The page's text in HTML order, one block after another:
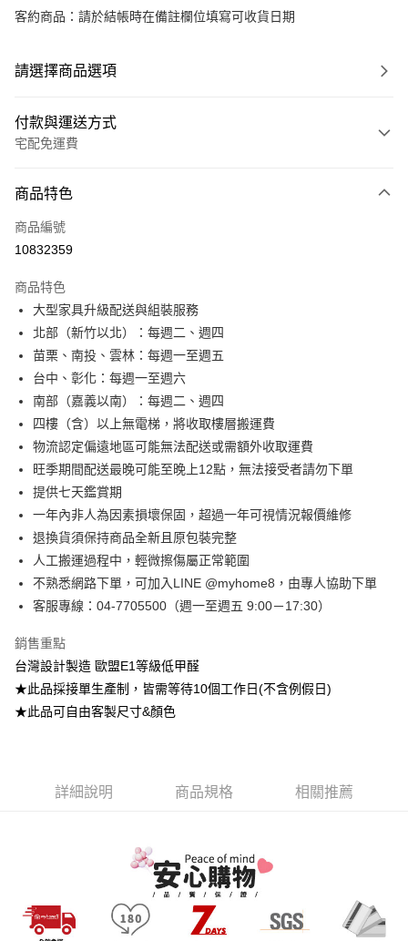
客約商品：請於結帳時在備註欄位填寫可收貨日期
請選擇商品選項
付款與運送方式
宅配免運費
信用卡一次付款
信用卡分期付款
合作金庫商業銀行
華南商業銀行
上海商業儲蓄銀行
台北富邦商業銀行
國泰世華商業銀行
兆豐國際商業銀行
臺灣中小企業銀行
匯豐（台灣）商業銀行
聯邦商業銀行
元大商業銀行
永豐商業銀行
玉山商業銀行
星展（台灣）商業銀行
台新國際商業銀行
中國信託商業銀行
台灣樂天信用卡公司
6 期 0 利率 每期
華南商業銀行
彰化商業銀行
上海商業儲蓄銀行
台北富邦商業銀行
國泰世華商業銀行
臺灣中小企業銀行
台中商業銀行
匯豐（台灣）商業銀行
華泰商業銀行
聯邦商業銀行
遠東國際商業銀行
元大商業銀行
永豐商業銀行
玉山商業銀行
星展（台灣）商業銀行
台新國際商業銀行
台灣樂天信用卡公司
LINE Pay
Apple Pay
街口支付
悠遊付
Google Pay
全盈+PAY
大哥付你分期
相關說明
1.本服務由台灣大哥大提供，台灣大哥大用戶可立即使用無須另外申請。
2.付款方式選擇「大哥付你分期」，訂單成立後會自動跳轉到大哥付的交易
成交易。
4.訂單成立30分鐘內，如未前往確認交易或遇審核未通過，訂單將自動取
消。如遇「轉專審核」未通過狀況，表示未達大哥付你分期系統評分，恕無
法說明評估內容。
【繳款方式說明】
帳／街口支付／iPASS MONEY」等通路繳費。
用戶於交易時，得透過本服務購買商品或服務，並由商店將買賣／分期付款
買賣價金債權讓與本公司後，依約使用本公司帳單繳交帳款。
2.基於同意付款使用「大哥付你分期」之契約關係目的，商店將以您的個人
資料（包含姓名、電話或地址）提供予台灣大哥大進項蒐集、處理及利用，
由本公司與您本人進行分期帳單所需資料之確認、核對及更正。
3.完整用戶服務條款，請詳閱以下連結：https://oppay.tw/userRule
AFTEE先享後付
相關說明
AFTEE先享後付是「在收到商品之後才付款」的支付方式。 讓您購物簡單
便利好安心！
２．便利：只要手機號碼，簡訊認證，即可結帳。
３．安心：先確認商品／服務後，再付款。
２．訂單成立數日內，您將收到繳費通知簡訊。
購買商品的店家。未經商家同意取消之訂單仍視為有效，需透過AFTEE先享
※ 交易是否成功請以「AFTEE先享後付 」之結帳頁面顯示為準，若有關於
是否繳費成功／繳費後需取消欲退款等相關疑問，請聯繫「AFTEE先享後付
客戶支援中心」
https://netprotections.freshdesk.com/support/home
ATM付款
運送方式
➤一般商品『宅配寄送』：1.車趟為週一至六 2.無組裝，只送至一
➤大型傢俱『免費組裝』：1.車趟為週二、週四 2.可指定日期，無
每筆NT$3,000，滿NT$1(含以上)免運費
商品特色
商品編號
10832359
商品特色
大型家具升級配送與組裝服務
北部（新竹以北）：每週二、週四
苗栗、南投、雲林：每週一至週五
台中、彰化：每週一至週六
南部（嘉義以南）：每週二、週四
四樓（含）以上無電梯，將收取樓層搬運費
物流認定偏遠地區可能無法配送或需額外收取運費
旺季期間配送最晚可能至晚上12點，無法接受者請勿下單
提供七天鑑賞期
一年內非人為因素損壞保固，超過一年可視情況報價維修
退換貨須保持商品全新且原包裝完整
人工搬運過程中，輕微擦傷屬正常範圍
不熟悉網路下單，可加入LINE @myhome8，由專人協助下單
客服專線：04-7705500（週一至週五 9:00－17:30）
銷售重點
台灣設計製造 歐盟E1等級低甲醛
★此品採接單生產制，皆需等待10個工作日(不含例假日)
★此品可自由客製尺寸&顏色
詳細說明 商品規格 相關推薦